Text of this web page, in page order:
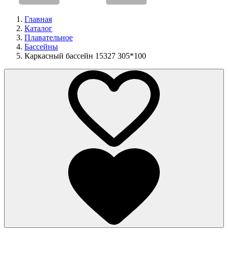
Главная
Каталог
Плавательное
Бассейны
Каркасный бассейн 15327 305*100